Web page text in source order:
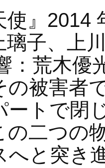
使』
璃⼦、上
：荒⽊優
の被害者
ートで閉
の⼆つの
へと突き